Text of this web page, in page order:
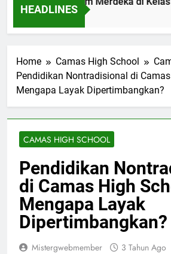
HEADLINES
Home Camas High School
Pendidikan Nontradisional di
Mengapa Layak Dipertimbangkan?
CAMAS HIGH SCHOOL
Pendidikan
di Camas High
Mengapa Layak
Dipertimbangkan?
Mistergwebmember 3 Tahun Ago